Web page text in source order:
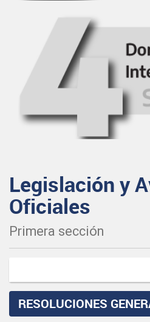
Legislación y
Oficiales
Primera sección
RESOLUCIONES